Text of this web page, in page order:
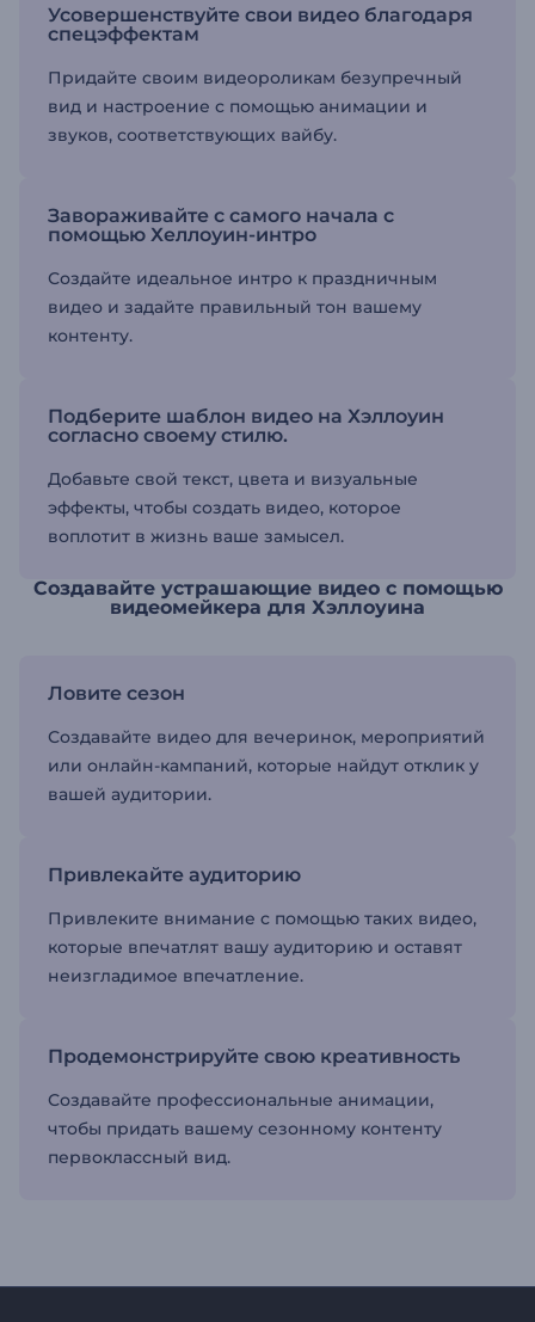
Усовершенствуйте свои видео благодаря
спецэффектам
Придайте своим видеороликам безупречный
вид и настроение с помощью анимации и
звуков, соответствующих вайбу.
Завораживайте с самого начала с
помощью Хеллоуин-интро
Создайте идеальное интро к праздничным
видео и задайте правильный тон вашему
контенту.
Подберите шаблон видео на Хэллоуин
согласно своему стилю.
Добавьте свой текст, цвета и визуальные
эффекты, чтобы создать видео, которое
воплотит в жизнь ваше замысел.
Создавайте устрашающие видео с помощью
видеомейкера для Хэллоуина
Ловите сезон
Создавайте видео для вечеринок, мероприятий
или онлайн-кампаний, которые найдут отклик у
вашей аудитории.
Привлекайте аудиторию
Привлеките внимание с помощью таких видео,
которые впечатлят вашу аудиторию и оставят
неизгладимое впечатление.
Продемонстрируйте свою креативность
Создавайте профессиональные анимации,
чтобы придать вашему сезонному контенту
первоклассный вид.